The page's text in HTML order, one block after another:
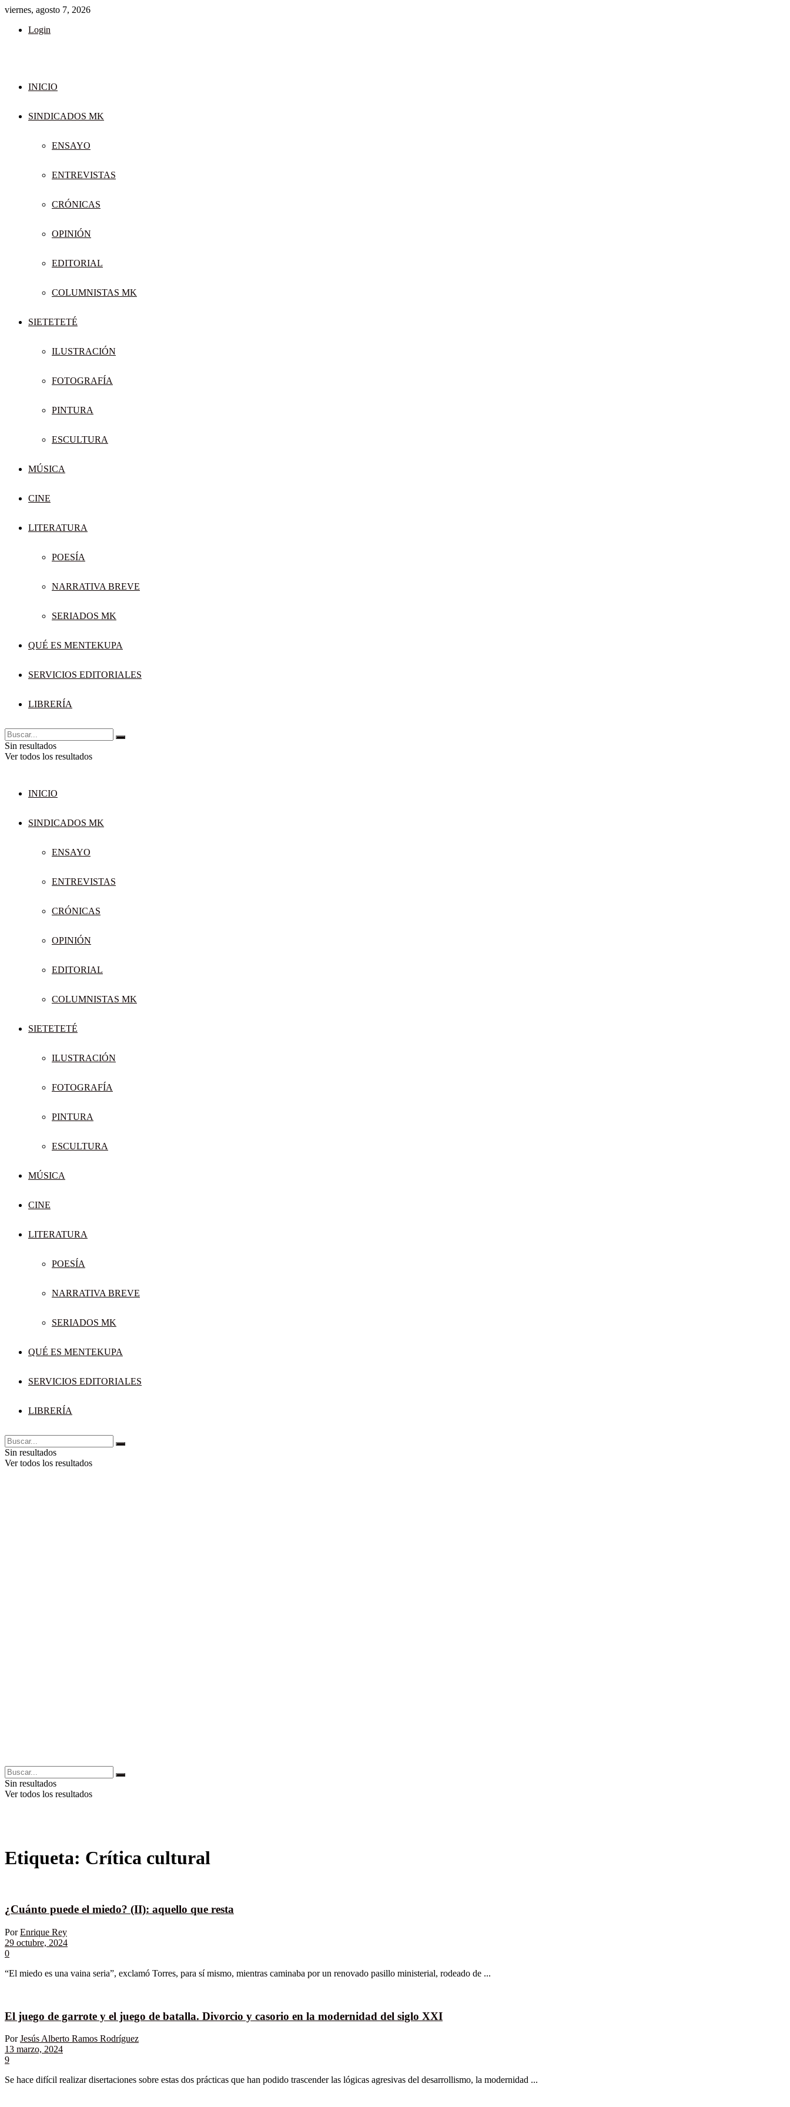
viernes, agosto 7, 2026
Login
INICIO
SINDICADOS MK
ENSAYO
ENTREVISTAS
CRÓNICAS
OPINIÓN
EDITORIAL
COLUMNISTAS MK
SIETETETÉ
ILUSTRACIÓN
FOTOGRAFÍA
PINTURA
ESCULTURA
MÚSICA
CINE
LITERATURA
POESÍA
NARRATIVA BREVE
SERIADOS MK
QUÉ ES MENTEKUPA
SERVICIOS EDITORIALES
LIBRERÍA
Sin resultados
Ver todos los resultados
INICIO
SINDICADOS MK
ENSAYO
ENTREVISTAS
CRÓNICAS
OPINIÓN
EDITORIAL
COLUMNISTAS MK
SIETETETÉ
ILUSTRACIÓN
FOTOGRAFÍA
PINTURA
ESCULTURA
MÚSICA
CINE
LITERATURA
POESÍA
NARRATIVA BREVE
SERIADOS MK
QUÉ ES MENTEKUPA
SERVICIOS EDITORIALES
LIBRERÍA
Sin resultados
Ver todos los resultados
Sin resultados
Ver todos los resultados
Etiqueta: Crítica cultural
¿Cuánto puede el miedo? (II): aquello que resta
Por Enrique Rey
29 octubre, 2024
0
“El miedo es una vaina seria”, exclamó Torres, para sí mismo, mientras caminaba por un renovado pasillo ministerial, rodeado de ...
El juego de garrote y el juego de batalla. Divorcio y casorio en la modernidad del siglo XXI
Por Jesús Alberto Ramos Rodríguez
13 marzo, 2024
9
Se hace difícil realizar disertaciones sobre estas dos prácticas que han podido trascender las lógicas agresivas del desarrollismo, la modernidad ...